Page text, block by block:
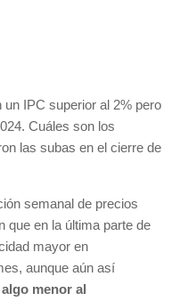
IPC superior al 2% pero
Cuáles son los
las subas en el cierre de
semanal de precios
que en la última parte de
mayor en
aunque aún así
algo menor al